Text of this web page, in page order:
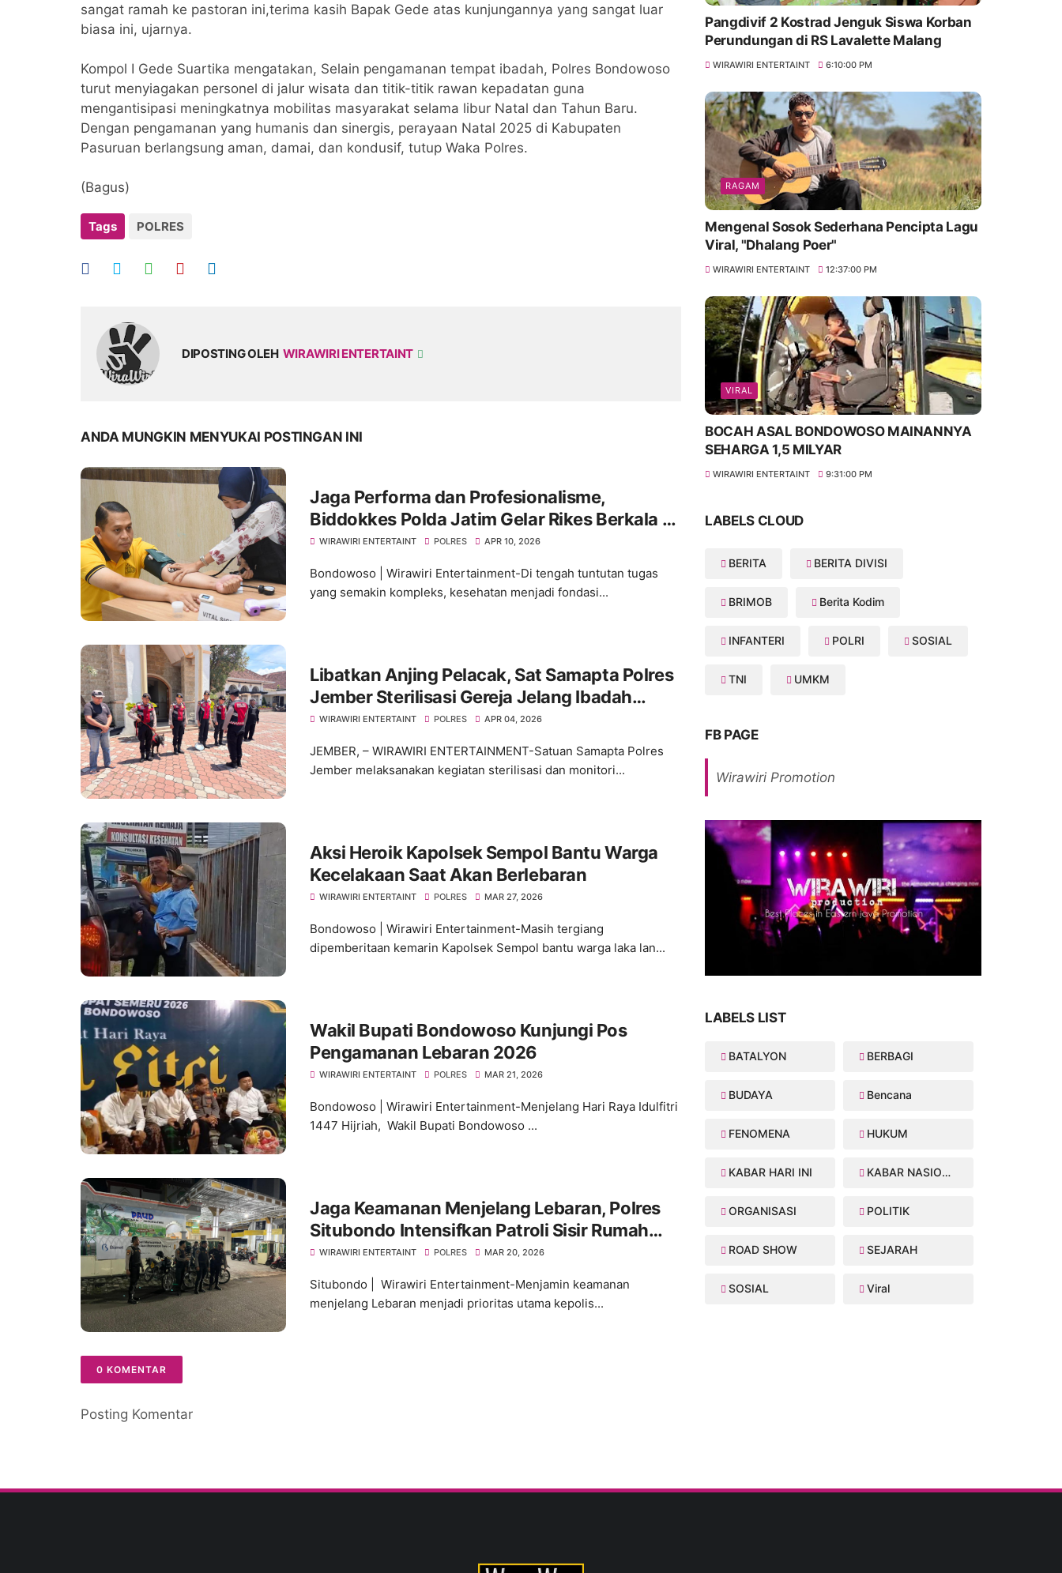
sangat ramah ke pastoran ini,terima kasih Bapak Gede atas kunjungannya yang sangat luar
biasa ini, ujarnya.
Kompol I Gede Suartika mengatakan, Selain pengamanan tempat ibadah, Polres Bondowoso
turut menyiagakan personel di jalur wisata dan titik-titik rawan kepadatan guna
mengantisipasi meningkatnya mobilitas masyarakat selama libur Natal dan Tahun Baru.
Dengan pengamanan yang humanis dan sinergis, perayaan Natal 2025 di Kabupaten
Pasuruan berlangsung aman, damai, dan kondusif, tutup Waka Polres.
(Bagus)
Tags POLRES
DIPOSTING OLEH WIRAWIRI ENTERTAINT
ANDA MUNGKIN MENYUKAI POSTINGAN INI
Jaga Performa dan Profesionalisme,
Biddokkes Polda Jatim Gelar Rikes Berkala di
Polres Bondowoso
WIRAWIRI ENTERTAINT POLRES APR 10, 2026
Bondowoso | Wirawiri Entertainment-Di tengah tuntutan tugas
yang semakin kompleks, kesehatan menjadi fondasi...
Libatkan Anjing Pelacak, Sat Samapta Polres
Jember Sterilisasi Gereja Jelang Ibadah
Paskah
WIRAWIRI ENTERTAINT POLRES APR 04, 2026
JEMBER, – WIRAWIRI ENTERTAINMENT-Satuan Samapta Polres
Jember melaksanakan kegiatan sterilisasi dan monitori...
Aksi Heroik Kapolsek Sempol Bantu Warga
Kecelakaan Saat Akan Berlebaran
WIRAWIRI ENTERTAINT POLRES MAR 27, 2026
Bondowoso | Wirawiri Entertainment-Masih tergiang
dipemberitaan kemarin Kapolsek Sempol bantu warga laka lan...
Wakil Bupati Bondowoso Kunjungi Pos
Pengamanan Lebaran 2026
WIRAWIRI ENTERTAINT POLRES MAR 21, 2026
Bondowoso | Wirawiri Entertainment-Menjelang Hari Raya Idulfitri
1447 Hijriah, Wakil Bupati Bondowoso ...
Jaga Keamanan Menjelang Lebaran, Polres
Situbondo Intensifkan Patroli Sisir Rumah
Kosong Ditinggal Mudik
WIRAWIRI ENTERTAINT POLRES MAR 20, 2026
Situbondo | Wirawiri Entertainment-Menjamin keamanan
menjelang Lebaran menjadi prioritas utama kepolis...
0 KOMENTAR
Posting Komentar
Pangdivif 2 Kostrad Jenguk Siswa Korban
Perundungan di RS Lavalette Malang
WIRAWIRI ENTERTAINT 6:10:00 PM
RAGAM
Mengenal Sosok Sederhana Pencipta Lagu
Viral, "Dhalang Poer"
WIRAWIRI ENTERTAINT 12:37:00 PM
VIRAL
BOCAH ASAL BONDOWOSO MAINANNYA
SEHARGA 1,5 MILYAR
WIRAWIRI ENTERTAINT 9:31:00 PM
LABELS CLOUD
BERITA BERITA DIVISI
BRIMOB Berita Kodim
INFANTERI POLRI SOSIAL
TNI UMKM
FB PAGE
Wirawiri Promotion
LABELS LIST
BATALYON BERBAGI
BUDAYA Bencana
FENOMENA HUKUM
KABAR HARI INI KABAR NASIONAL
ORGANISASI POLITIK
ROAD SHOW SEJARAH
SOSIAL Viral